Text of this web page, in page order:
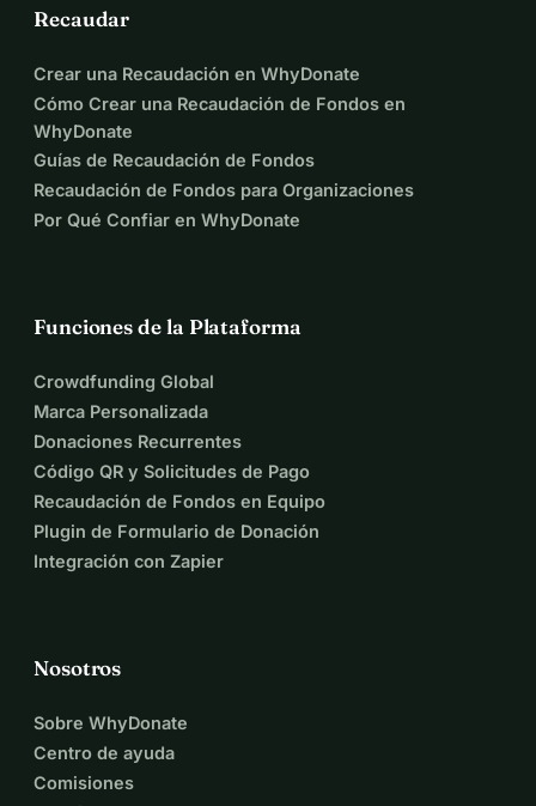
Recaudar
Crear una Recaudación en WhyDonate
Cómo Crear una Recaudación de Fondos en
WhyDonate
Guías de Recaudación de Fondos
Recaudación de Fondos para Organizaciones
Por Qué Confiar en WhyDonate
Funciones de la Plataforma
Crowdfunding Global
Marca Personalizada
Donaciones Recurrentes
Código QR y Solicitudes de Pago
Recaudación de Fondos en Equipo
Plugin de Formulario de Donación
Integración con Zapier
Nosotros
Sobre WhyDonate
Centro de ayuda
Comisiones